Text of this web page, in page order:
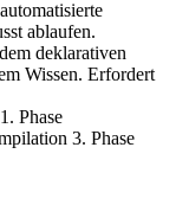
ablaufen.
deklarativen
Wissen. Erfordert
1. Phase
3. Phase